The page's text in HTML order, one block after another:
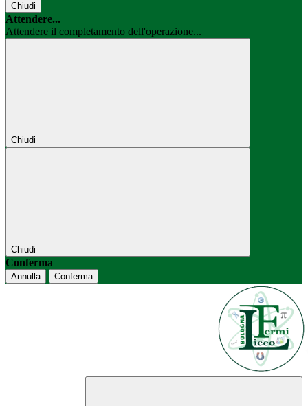
Chiudi
Attendere...
Attendere il completamento dell'operazione...
Chiudi
Chiudi
Conferma
Annulla Conferma